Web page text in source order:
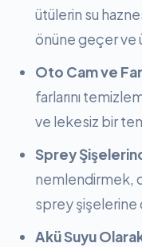
ütülerin su
önüne geçer ve
Oto Cam ve
farlarını
ve lekesiz bir
Sprey
nemlendirmek,
sprey şişelerine
Akü Suyu